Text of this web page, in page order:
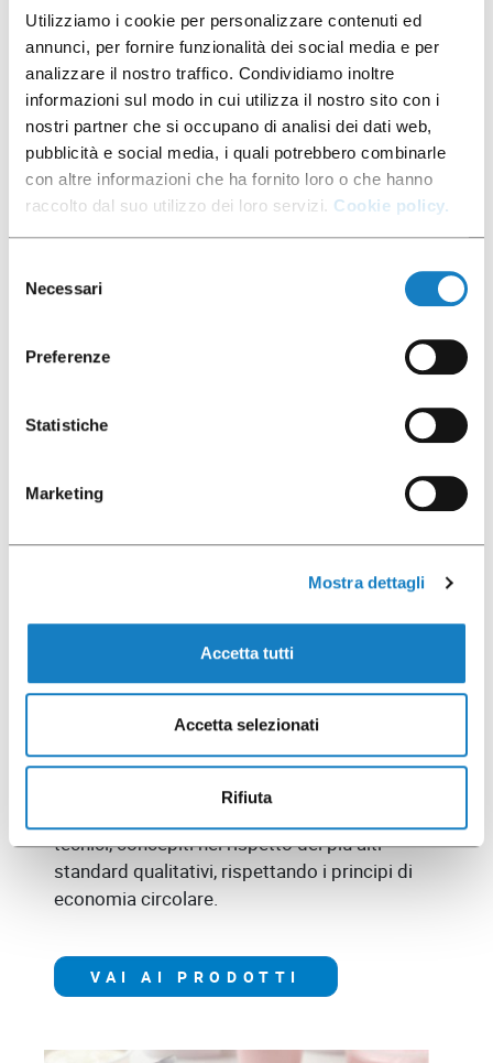
Utilizziamo i cookie per personalizzare contenuti ed
annunci, per fornire funzionalità dei social media e per
analizzare il nostro traffico. Condividiamo inoltre
informazioni sul modo in cui utilizza il nostro sito con i
nostri partner che si occupano di analisi dei dati web,
pubblicità e social media, i quali potrebbero combinarle
con altre informazioni che ha fornito loro o che hanno
raccolto dal suo utilizzo dei loro servizi. Cookie policy.
delNecessari
Preferenze
Statistiche
Marketing
Mostra dettagli
Accetta tutti
Accetta selezionati
Rifiuta
testiamo tutte le capsule in modo rigoroso, con
l’obiettivo di garantire un eccellente risultato in
tazza.
VAI AI PRODOTTI
industriali
All’interno della divisione “Packaging” del
Gruppo, un posto importante è occupato
dalla gamma di contenitori destinati
tecnici, concepiti nel rispetto dei più alti
standard qualitativi, rispettando i principi di
economia circolare.
VAI AI PRODOTTI